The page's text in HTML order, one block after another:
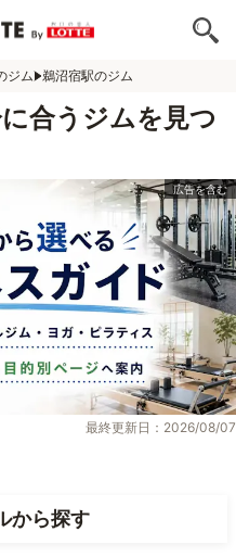
ジム 鵜沼宿駅のジム
合うジムを見つ
最終更新日：2026/08/07
から探す